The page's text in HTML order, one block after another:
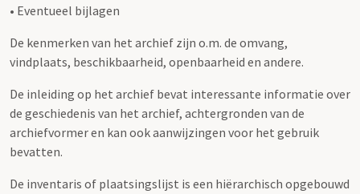
• Eventueel bijlagen
De kenmerken van het archief zijn o.m. de omvang,
vindplaats, beschikbaarheid, openbaarheid en andere.
De inleiding op het archief bevat interessante informatie over
de geschiedenis van het archief, achtergronden van de
archiefvormer en kan ook aanwijzingen voor het gebruik
bevatten.
De inventaris of plaatsingslijst is een hiërarchisch opgebouwd